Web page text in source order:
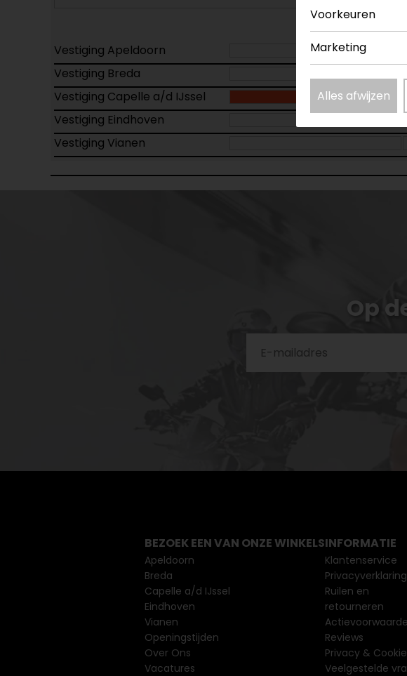
Vestiging Apeldoorn
Vestiging Breda
Vestiging Capelle a/d IJssel
Vestiging Eindhoven
Vestiging Vianen
Op
Voorkeuren
Marketing
Alles afwijzen
BEZOEK EEN VAN ONZE WINKELS
Apeldoorn
Breda
Capelle a/d IJssel
Eindhoven
Vianen
Openingstijden
Over Ons
Vacatures
INFORMATIE
Klantenservice
Privacyverklaring
Ruilen en
retourneren
Reviews
Privacy &
Veelgestelde